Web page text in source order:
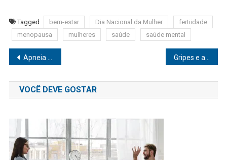
Tagged bem-estar Dia Nacional da Mulher
fertiidade
menopausa
mulheres saúde saúde mental
Navegação
de
Post
Apneia do sono em crianças: sinais, diagnóstico e a importância dos pais
VOCÊ DEVE GOSTAR